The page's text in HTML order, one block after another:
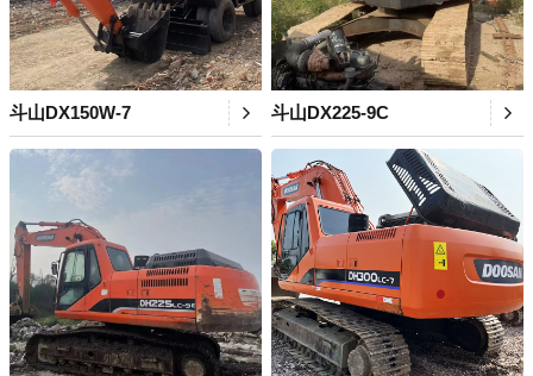
斗山DX150W-7 斗山DX225-9C